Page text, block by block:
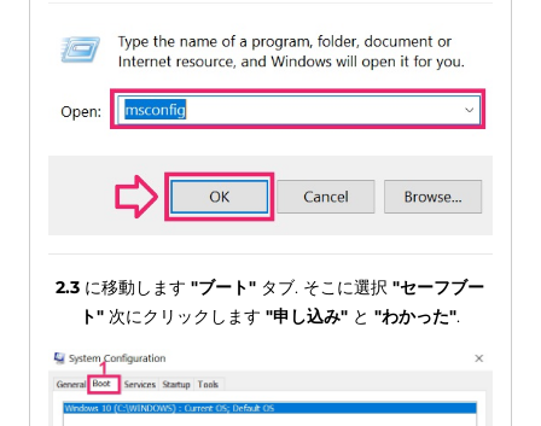
2.3 に移動します"ブート" タブ. そこに選択"セーフブー
ト" 次にクリックします"申し込み" と"わかった".